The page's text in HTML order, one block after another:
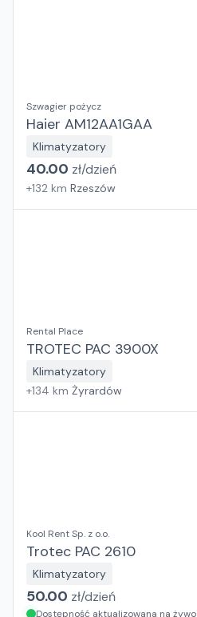
Szwagier pożycz
Haier AM12AA1GAA
Klimatyzatory
40.00 zł/dzień
+132 km Rzeszów
Rental Place
TROTEC PAC 3900X
Klimatyzatory
+134 km Żyrardów
Kool Rent Sp. z o.o.
Trotec PAC 2610
Klimatyzatory
50.00 zł/dzień
Dostępność aktualizowana na żywo